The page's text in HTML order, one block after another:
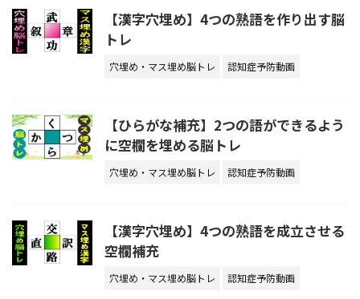
【漢字穴埋め】4つの熟語を作り出す脳
トレ
穴埋め・マス埋め脳トレ 認知症予防動画
【ひらがな補充】2つの語ができるよう
に空欄を埋める脳トレ
穴埋め・マス埋め脳トレ 認知症予防動画
【漢字穴埋め】4つの熟語を成立させる
空欄補充
穴埋め・マス埋め脳トレ 認知症予防動画